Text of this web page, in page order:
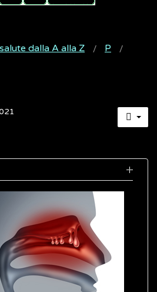
dalla A alla Z
P